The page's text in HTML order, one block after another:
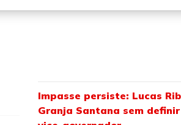
Impasse persiste: Lucas
Granja Santana sem